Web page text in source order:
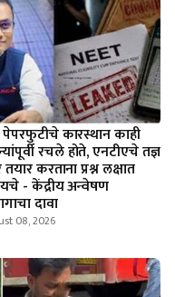
कारस्थान काही
रचले होते, एनटीएचे तज्ञ
करताना प्रश्न लक्षात
- केंद्रीय अन्वेषण
दावा
08, 2026